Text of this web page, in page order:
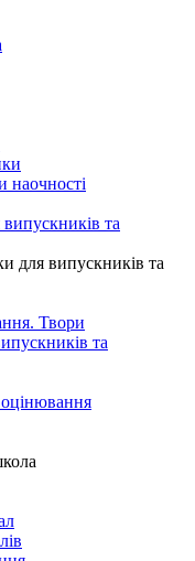
наочності
та
для випускників та
Твори
та